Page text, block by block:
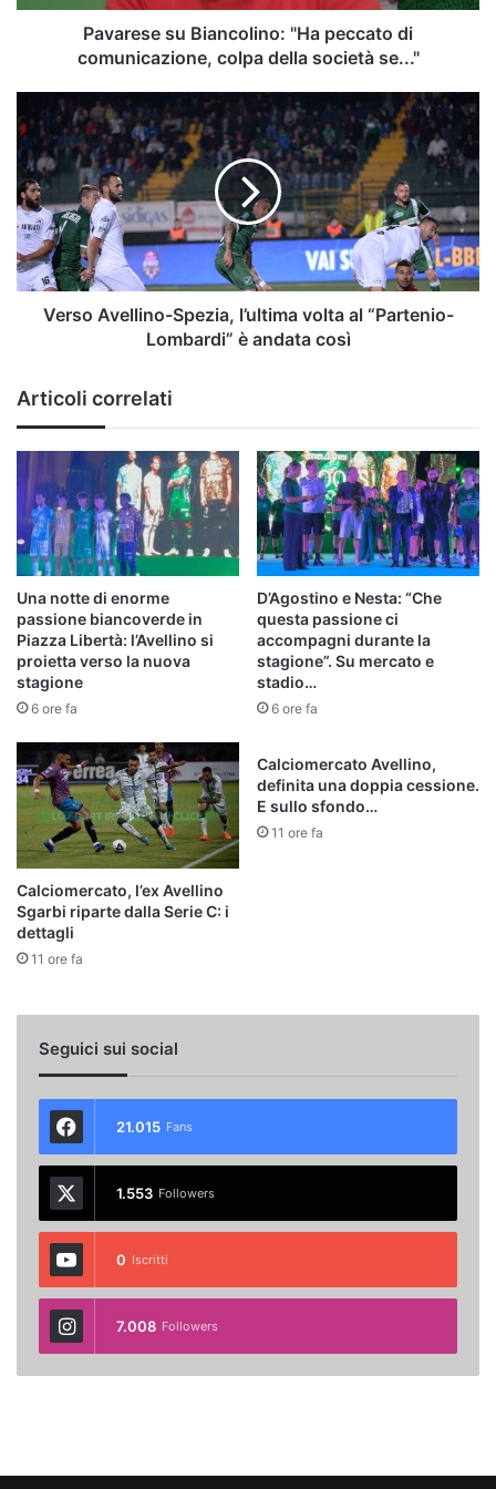
della
Pavarese su Biancolino: "Ha peccato di
comunicazione, colpa della società se..."
Avellino-
Spezia,
l’ultima
volta
al
“Partenio-
Lombardi”
è
andataVerso Avellino-Spezia, l’ultima volta al “Partenio-
Lombardi” è andata così
Articoli correlati
Una notte di enorme
passione biancoverde in
Piazza Libertà: l’Avellino si
proietta verso la nuova
stagione
6 ore fa
D’Agostino e Nesta: “Che
questa passione ci
accompagni durante la
stagione”. Su mercato e
stadio…
6 ore fa
Calciomercato, l’ex Avellino
Sgarbi riparte dalla Serie C: i
dettagli
11 ore fa
Calciomercato Avellino,
definita una doppia cessione.
E sullo sfondo…
11 ore fa
Seguici sui social
21.015 Fans
1.553 Followers
0 Iscritti
7.008 Followers